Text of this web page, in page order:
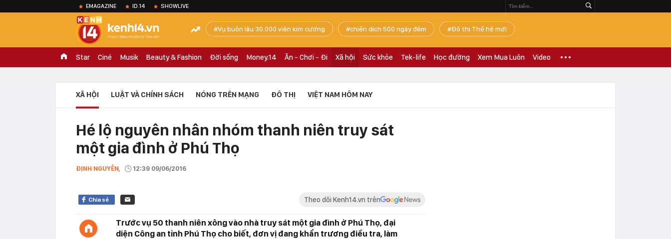
EMAGAZINE ID.14 SHOWLIVE
Vụ buôn lậu 30.000 viên kim cương chiến dịch 500 ngày đêm Đô thị Thế hệ mới
Star Ciné Musik Beauty & Fashion Đời sống Money.14 Ăn - Chơi - Đi Xã hội Sức khỏe Tek-life Học đường Xem Mua Luôn Video
XÃ HỘI LUẬT VÀ CHÍNH SÁCH NÓNG TRÊN MẠNG ĐÔ THỊ VIỆT NAM HÔM NAY
Hé lộ nguyên nhân nhóm thanh niên truy sát
một gia đình ở Phú Thọ
ĐỊNH NGUYỄN, 12:39 09/06/2016
Chia sẻ Theo dõi Kenh14.vn trên
Trước vụ 50 thanh niên xông vào nhà truy sát một gia đình ở Phú Thọ, đại
diện Công an tỉnh Phú Thọ cho biết, đơn vị đang khẩn trương điều tra, làm